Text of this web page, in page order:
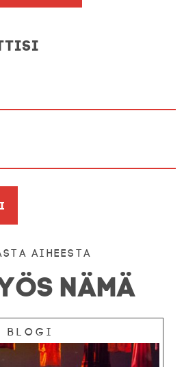
aiheesta
NÄMÄ
Blogi